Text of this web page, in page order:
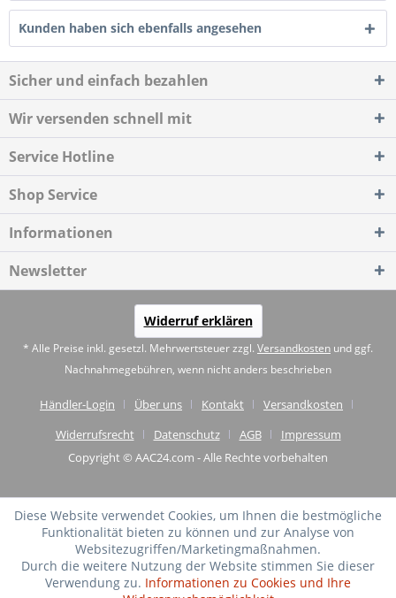
Kunden haben sich ebenfalls angesehen
Sicher und einfach bezahlen
Wir versenden schnell mit
Service Hotline
Shop Service
Informationen
Newsletter
Widerruf erklären
* Alle Preise inkl. gesetzl. Mehrwertsteuer zzgl. Versandkosten und ggf.
Nachnahmegebühren, wenn nicht anders beschrieben
Händler-Login Über uns Kontakt
Versandkosten
Widerrufsrecht
Datenschutz AGB
Impressum
Copyright © AAC24.com - Alle Rechte vorbehalten
Diese Website verwendet Cookies, um Ihnen die bestmögliche
Funktionalität bieten zu können und zur Analyse von
Websitezugriffen/Marketingmaßnahmen.
Durch die weitere Nutzung der Website stimmen Sie dieser
Verwendung zu. Informationen zu Cookies und Ihre